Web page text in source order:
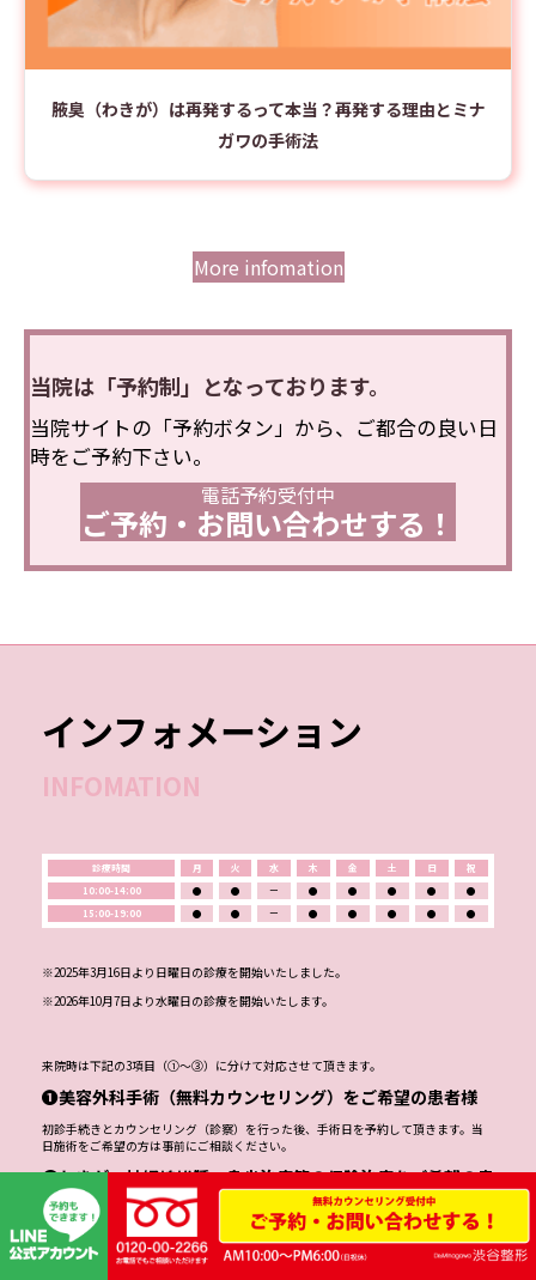
腋臭（わきが）は再発するって本当？再発する理由とミナ
ガワの手術法
More infomation
当院は「予約制」となっております。
当院サイトの「予約ボタン」から、ご都合の良い日
時をご予約下さい。
電話予約受付中
ご予約・お問い合わせする！
インフォメーション
INFOMATION
診療時間 月 火 水 木 金 土 日
祝
10:00-14:00
● ● ー ● ● ● ●
●
15:00-19:00
● ● ー ● ● ● ● ●
※2025年3月16日より日曜日の診療を開始いたしました。
※2026年10月7日より水曜日の診療を開始いたします。
来院時は下記の3項目（①～③）に分けて対応させて頂きます。
❶美容外科手術（無料カウンセリング）をご希望の患者様
初診手続きとカウンセリング（診察）を行った後、手術日を予約して頂きます。当
日施術をご希望の方は事前にご相談ください。
❷わきが・神経線維腫・鼻炎治療等の保険治療をご希望の患
者様
初診手続きと診察を行った後、手術日を予約して頂きます。神経線維腫の患者様に
は今後の長期治療計画についてもご相談させて頂きます。